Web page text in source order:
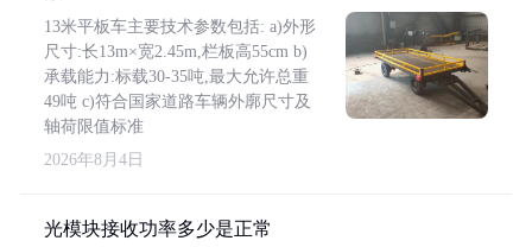
13米平板车主要技术参数包括: a)外形
尺寸:长13m×宽2.45m,栏板高55cm b)
承载能力:标载30-35吨,最大允许总重
49吨 c)符合国家道路车辆外廓尺寸及
轴荷限值标准
2026年8月4日
光模块接收功率多少是正常